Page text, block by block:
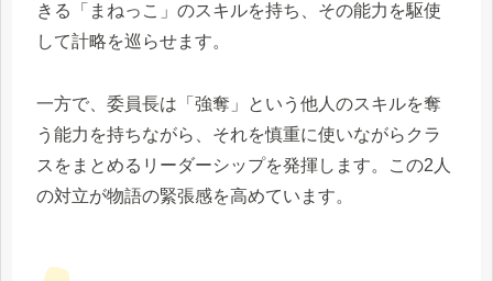
きる「まねっこ」のスキルを持ち、その能力を駆使
して計略を巡らせます。
一方で、委員長は「強奪」という他人のスキルを奪
う能力を持ちながら、それを慎重に使いながらクラ
スをまとめるリーダーシップを発揮します。この2人
の対立が物語の緊張感を高めています。